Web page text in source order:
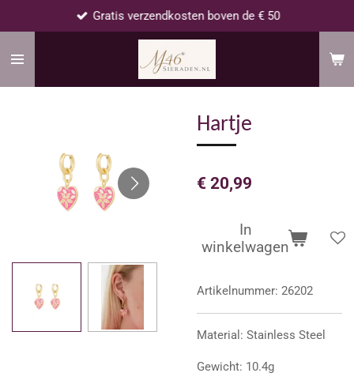
naar
Gratis verzendkosten boven de € 50
Hartje
€ 20,99
In
winkelwagen
Artikelnummer: 26202
Material: Stainless Steel
Gewicht: 10.4g